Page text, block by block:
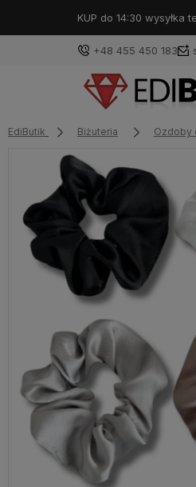
KUP do 14:30 wysyłka
+48 455 450 183
EdiButik Biżuteria Ozdoby